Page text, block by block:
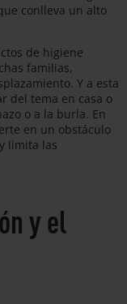
conlleva un alto
de higiene
familias,
Y a esta
del tema en casa o
o a la burla. En
en un obstáculo
y limita las
y el